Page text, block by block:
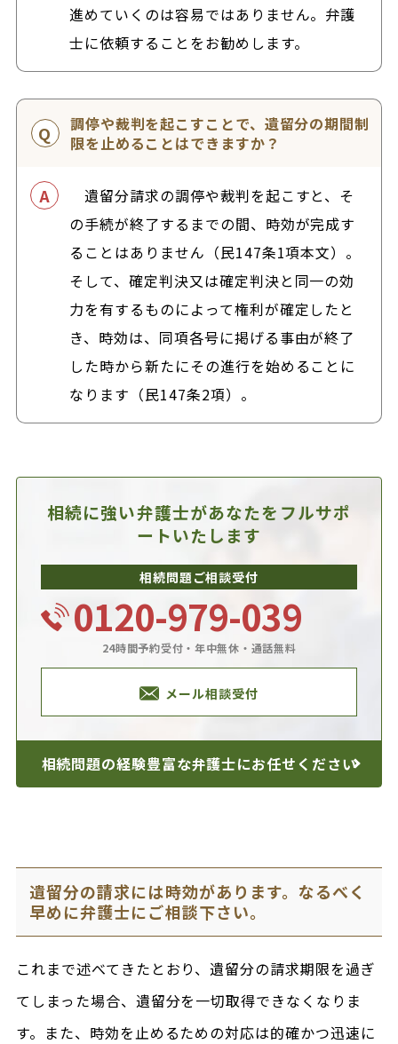
進めていくのは容易ではありません。弁護
士に依頼することをお勧めします。
調停や裁判を起こすことで、遺留分の期間制
限を止めることはできますか？
遺留分請求の調停や裁判を起こすと、そ
の手続が終了するまでの間、時効が完成す
ることはありません（民147条1項本文）。
そして、確定判決又は確定判決と同一の効
力を有するものによって権利が確定したと
き、時効は、同項各号に掲げる事由が終了
した時から新たにその進行を始めることに
なります（民147条2項）。
相続に強い弁護士があなたを フルサポ
ートいたします
相続問題ご相談受付
0120-979-039
24時間予約受付・年中無休・通話無料
メール相談受付
相続問題の経験豊富な弁護士にお任せください
遺留分の請求には時効があります。なるべく
早めに弁護士にご相談下さい。
これまで述べてきたとおり、遺留分の請求期限を過ぎ
てしまった場合、遺留分を一切取得できなくなりま
す。また、時効を止めるための対応は的確かつ迅速に